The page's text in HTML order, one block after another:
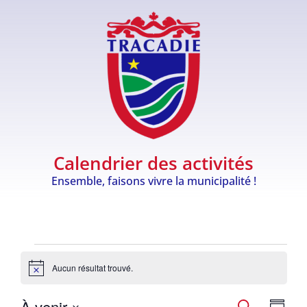
Calendrier des activités
Ensemble, faisons vivre la municipalité !
Notice Aucun résultat trouvé.